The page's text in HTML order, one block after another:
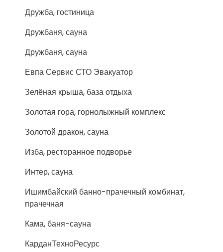
Дружба, гостиница
Дружбаня, сауна
Дружбаня, сауна
Евпа Сервис СТО Эвакуатор
Зелёная крыша, база отдыха
Золотая гора, горнолыжный комплекс
Золотой дракон, сауна
Изба, ресторанное подворье
Интер, сауна
Ишимбайский банно-прачечный комбинат,
прачечная
Кама, баня-сауна
КарданТехноРесурс